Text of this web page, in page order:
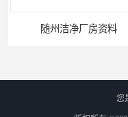
随州洁净厂房资料
您